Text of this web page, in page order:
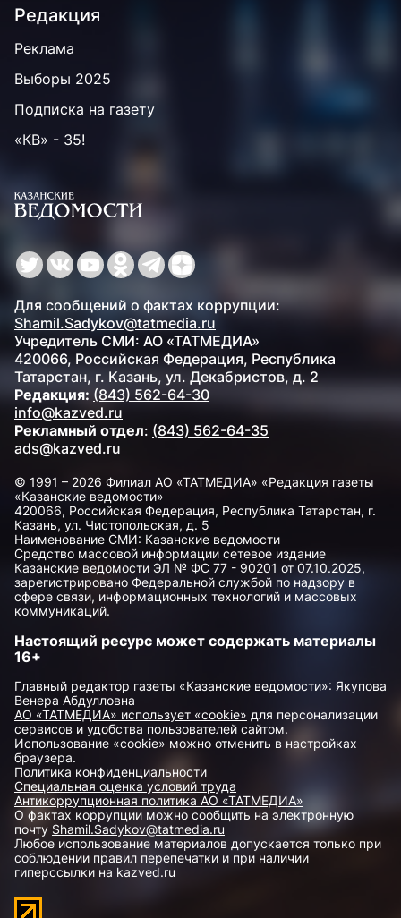
Редакция
Реклама
Выборы 2025
Подписка на газету
«КВ» - 35!
Для сообщений о фактах коррупции:
Shamil.Sadykov@tatmedia.ru
Учредитель СМИ: АО «ТАТМЕДИА»
420066, Российская Федерация, Республика
Татарстан, г. Казань, ул. Декабристов, д. 2
Редакция: (843) 562-64-30
info@kazved.ru
Рекламный отдел: (843) 562-64-35
ads@kazved.ru
© 1991 – 2026 Филиал АО «ТАТМЕДИА» «Редакция газеты
«Казанские ведомости»
420066, Российская Федерация, Республика Татарстан, г.
Казань, ул. Чистопольская, д. 5
Наименование СМИ: Казанские ведомости
Средство массовой информации сетевое издание
Казанские ведомости ЭЛ № ФС 77 - 90201 от 07.10.2025,
зарегистрировано Федеральной службой по надзору в
сфере связи, информационных технологий и массовых
коммуникаций.
Настоящий ресурс может содержать материалы
16+
Главный редактор газеты «Казанские ведомости»: Якупова
Венера Абдулловна
АО «ТАТМЕДИА» использует «cookie» для персонализации
сервисов и удобства пользователей сайтом.
Использование «cookie» можно отменить в настройках
браузера.
Политика конфиденциальности
Специальная оценка условий труда
Антикоррупционная политика АО «ТАТМЕДИА»
О фактах коррупции можно сообщить на электронную
почту Shamil.Sadykov@tatmedia.ru
Любое использование материалов допускается только при
соблюдении правил перепечатки и при наличии
гиперссылки на kazved.ru